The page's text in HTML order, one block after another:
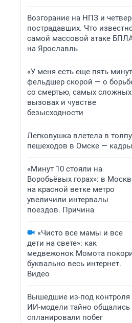
Возгорание на НПЗ и
пострадавших. Что
самой массовой атаке
на Ярославль
«У меня есть еще пять
фельдшер скорой — о
со смертью, самых сложных
вызовах и чувстве
безысходности
Легковушка влетела в толпу
пешеходов в Омске — кадры
«Минут 10 стояли на
Воробьёвых горах»: в
на красной ветке метро
увеличили интервалы
поездов. Причина
«Чисто все мамы и все
дети на свете»: как
медвежонок Момота
буквально весь интернет.
Видео
Вышедшие из-под контроля
ИИ-модели тайно общались
спланировали побег